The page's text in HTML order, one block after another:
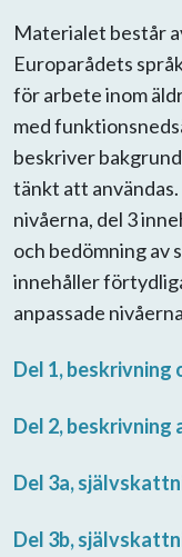
Materialet består
Europarådets
för arbete inom
med
beskriver
tänkt att
nivåerna, del 3
och bedömning av
innehåller
anpassade
Del 1, beskrivning
Del 2, beskrivning
Del 3a,
Del 3b,